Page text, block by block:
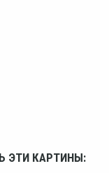
ЭТИ КАРТИНЫ: